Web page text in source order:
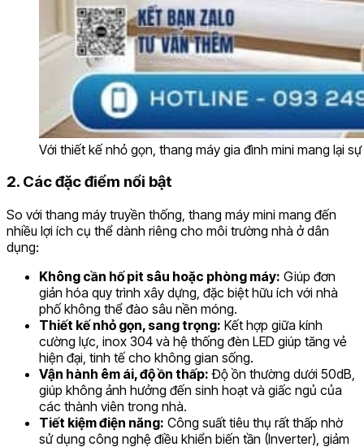
Với thiết kế nhỏ gọn, thang máy gia đình mini mang lại
2. Các đặc điểm nổi bật
So với thang máy truyền thống, thang máy mini mang đến
nhiều lợi ích cụ thể dành riêng cho môi trường nhà ở dân
dụng:
Không cần hố pit sâu hoặc phòng máy: Giúp đơn
giản hóa quy trình xây dựng, đặc biệt hữu ích với nhà
phố không thể đào sâu nền móng.
Thiết kế nhỏ gọn, sang trọng: Kết hợp giữa kính
cường lực, inox 304 và hệ thống đèn LED giúp tăng vẻ
hiện đại, tinh tế cho không gian sống.
Vận hành êm ái, độ ồn thấp: Độ ồn thường dưới 50dB,
giúp không ảnh hưởng đến sinh hoạt và giấc ngủ của
các thành viên trong nhà.
Tiết kiệm điện năng: Công suất tiêu thụ rất thấp nhờ
sử dụng công nghệ điều khiển biến tần (Inverter), giảm